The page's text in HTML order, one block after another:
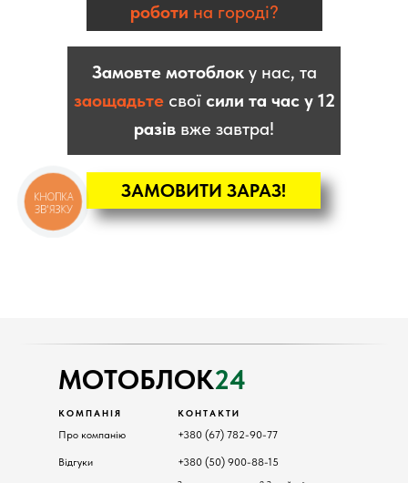
ЗАМОВИТИ ЗАРАЗ!
Замовте мотоблок у нас, та
заощадьтесвої сили та час у 12
разів вже завтра!
роботи на городі?
Про компанію
КОМПАНІЯ КОНТАКТИ
МОТОБЛОК24
Відгуки
+380 (67) 782-90-77
+380 (50) 900-88-15
КНОПКА
ЗВ'ЯЗКУ